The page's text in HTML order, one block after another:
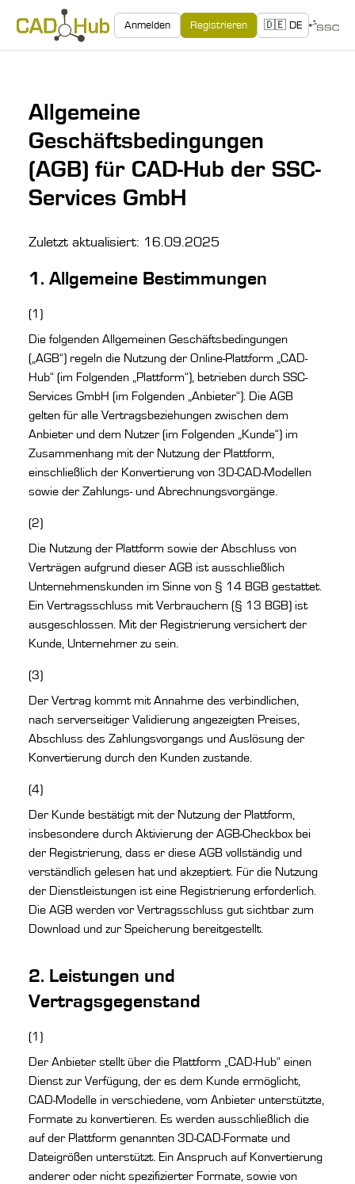
Anmelden Registrieren 🇩🇪 DE
Allgemeine
Geschäftsbedingungen
(AGB) für CAD-Hub der SSC-
Services GmbH
Zuletzt aktualisiert: 16.09.2025
1. Allgemeine Bestimmungen
(1)
Die folgenden Allgemeinen Geschäftsbedingungen
(„AGB“) regeln die Nutzung der Online-Plattform „CAD-
Hub“ (im Folgenden „Plattform“), betrieben durch SSC-
Services GmbH (im Folgenden „Anbieter“). Die AGB
gelten für alle Vertragsbeziehungen zwischen dem
Anbieter und dem Nutzer (im Folgenden „Kunde“) im
Zusammenhang mit der Nutzung der Plattform,
einschließlich der Konvertierung von 3D-CAD-Modellen
sowie der Zahlungs- und Abrechnungsvorgänge.
(2)
Die Nutzung der Plattform sowie der Abschluss von
Verträgen aufgrund dieser AGB ist ausschließlich
Unternehmenskunden im Sinne von § 14 BGB gestattet.
Ein Vertragsschluss mit Verbrauchern (§ 13 BGB) ist
ausgeschlossen. Mit der Registrierung versichert der
Kunde, Unternehmer zu sein.
(3)
Der Vertrag kommt mit Annahme des verbindlichen,
nach serverseitiger Validierung angezeigten Preises,
Abschluss des Zahlungsvorgangs und Auslösung der
Konvertierung durch den Kunden zustande.
(4)
Der Kunde bestätigt mit der Nutzung der Plattform,
insbesondere durch Aktivierung der AGB-Checkbox bei
der Registrierung, dass er diese AGB vollständig und
verständlich gelesen hat und akzeptiert. Für die Nutzung
der Dienstleistungen ist eine Registrierung erforderlich.
Die AGB werden vor Vertragsschluss gut sichtbar zum
Download und zur Speicherung bereitgestellt.
2. Leistungen und
Vertragsgegenstand
(1)
Der Anbieter stellt über die Plattform „CAD-Hub“ einen
Dienst zur Verfügung, der es dem Kunde ermöglicht,
CAD-Modelle in verschiedene, vom Anbieter unterstützte,
Formate zu konvertieren. Es werden ausschließlich die
auf der Plattform genannten 3D-CAD-Formate und
Dateigrößen unterstützt. Ein Anspruch auf Konvertierung
anderer oder nicht spezifizierter Formate, sowie von